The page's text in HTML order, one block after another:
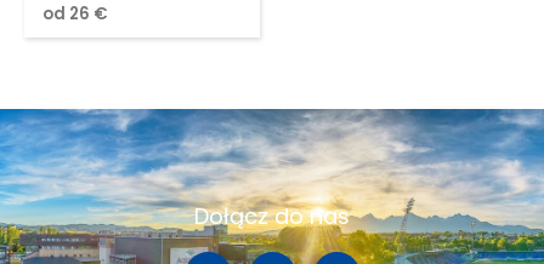
od 26 €
Dołącz do nas